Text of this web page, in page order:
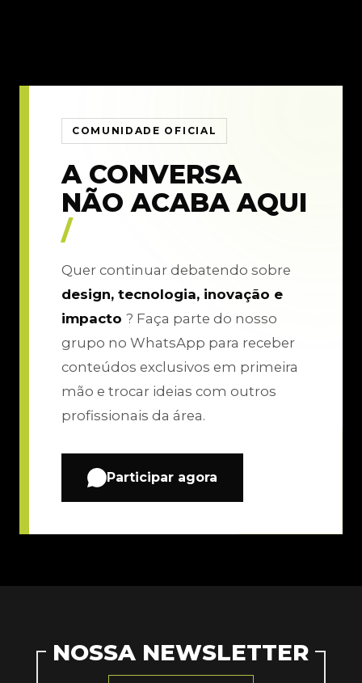
COMUNIDADE OFICIAL
A CONVERSA
NÃO ACABA AQUI
/
Quer continuar debatendo sobre
design, tecnologia, inovação e
impacto ? Faça parte do nosso
grupo no WhatsApp para receber
conteúdos exclusivos em primeira
mão e trocar ideias com outros
profissionais da área.
Participar agora
NOSSA NEWSLETTER